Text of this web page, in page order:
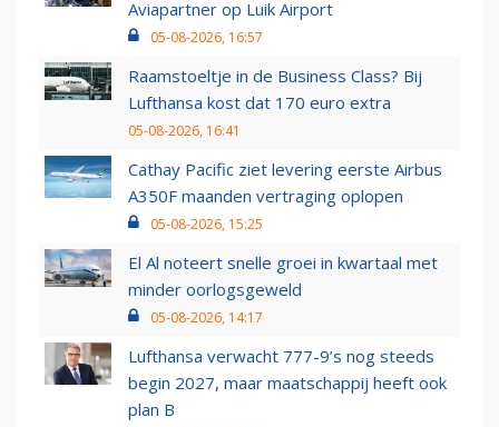
Aviapartner op Luik Airport
05-08-2026, 16:57
Raamstoeltje in de Business Class? Bij
Lufthansa kost dat 170 euro extra
05-08-2026, 16:41
Cathay Pacific ziet levering eerste Airbus
A350F maanden vertraging oplopen
05-08-2026, 15:25
El Al noteert snelle groei in kwartaal met
minder oorlogsgeweld
05-08-2026, 14:17
Lufthansa verwacht 777-9’s nog steeds
begin 2027, maar maatschappij heeft ook
plan B